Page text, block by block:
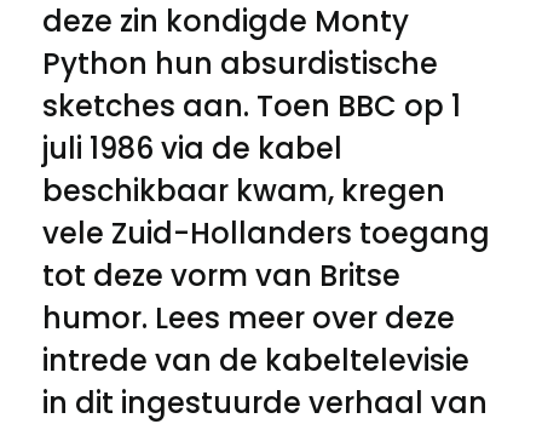
deze zin kondigde Monty
Python hun absurdistische
sketches aan. Toen BBC op 1
juli 1986 via de kabel
beschikbaar kwam, kregen
vele Zuid-Hollanders toegang
tot deze vorm van Britse
humor. Lees meer over deze
intrede van de kabeltelevisie
in dit ingestuurde verhaal van